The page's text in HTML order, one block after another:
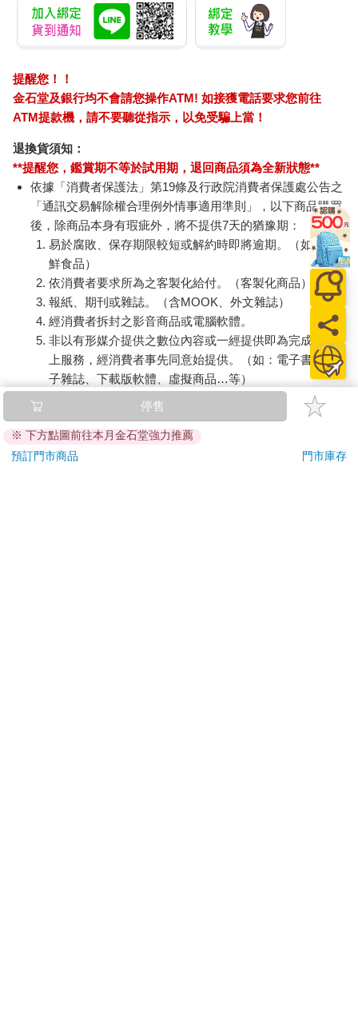
提醒您！！
金石堂及銀行均不會請您操作ATM! 如接獲電話要求您前往
ATM提款機，請不要聽從指示，以免受騙上當！
退換貨須知：
**提醒您，鑑賞期不等於試用期，退回商品須為全新狀態**
依據「消費者保護法」第19條及行政院消費者保護處公告之
「通訊交易解除權合理例外情事適用準則」，以下商品購買
後，除商品本身有瑕疵外，將不提供7天的猶豫期：
易於腐敗、保存期限較短或解約時即將逾期。（如：生
鮮食品）
依消費者要求所為之客製化給付。（客製化商品）
報紙、期刊或雜誌。（含MOOK、外文雜誌）
經消費者拆封之影音商品或電腦軟體。
非以有形媒介提供之數位內容或一經提供即為完成之線
上服務，經消費者事先同意始提供。（如：電子書、電
子雜誌、下載版軟體、虛擬商品…等）
已拆封之個人衛生用品。（如：內衣褲、刮鬍刀、除毛
若非上列種類商品，均享有到貨7天的猶豫期（含例假
日）。
停售
※ 下方點圖前往本月金石堂強力推薦
預訂門市商品
門市庫存